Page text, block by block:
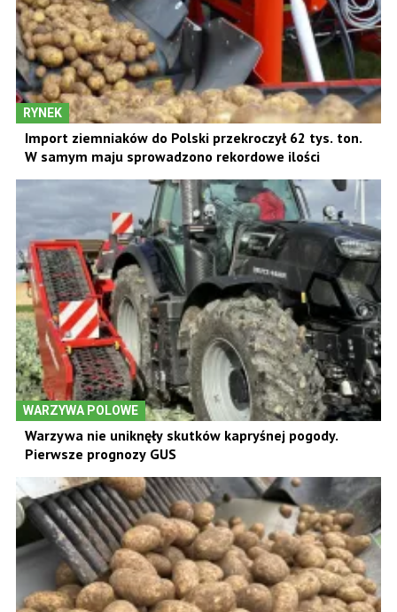
RYNEK
Import ziemniaków do Polski przekroczył 62 tys. ton.
W samym maju sprowadzono rekordowe ilości
WARZYWA POLOWE
Warzywa nie uniknęły skutków kapryśnej pogody.
Pierwsze prognozy GUS